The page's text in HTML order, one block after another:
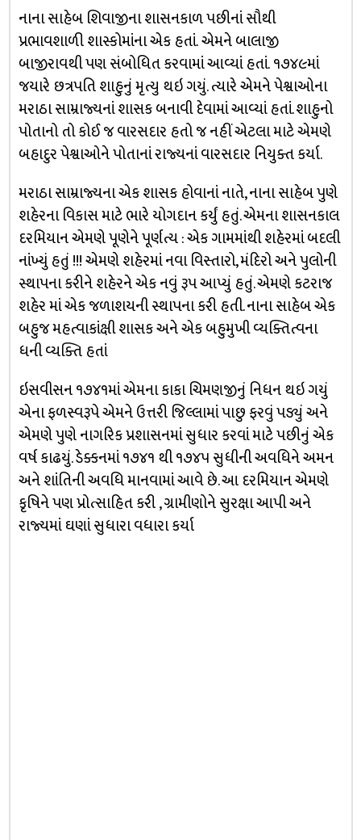
નાના સાહેબ શિવાજીના શાસનકાળ પછીનાં સૌથી
પ્રભાવશાળી શાસ્કોમાંના એક હતાં. એમને બાલાજી
બાજીરાવથી પણ સંબોધિત કરવામાં આવ્યાં હતાં. ૧૭૪૯માં
જયારે છત્રપતિ શાહુનું મૃત્યુ થઇ ગયું. ત્યારે એમને પેશ્વાઓના
મરાઠા સામ્રાજ્યનાં શાસક બનાવી દેવામાં આવ્યાં હતાં. શાહુનો
પોતાનો તો કોઈ જ વારસદાર હતો જ નહીં એટલા માટે એમણે
બહાદુર પેશ્વાઓને પોતાનાં રાજ્યનાં વારસદાર નિયુક્ત કર્યા.
મરાઠા સામ્રાજ્યના એક શાસક હોવાનાં નાતે, નાના સાહેબ પુણે
શહેરના વિકાસ માટે ભારે યોગદાન કર્યું હતું. એમના શાસનકાલ
દરમિયાન એમણે પૂણેને પૂર્ણત્ય : એક ગામમાંથી શહેરમાં બદલી
નાંખ્યું હતું !!! એમણે શહેરમાં નવા વિસ્તારો, મંદિરો અને પુલોની
સ્થાપના કરીને શહેરને એક નવું રૂપ આપ્યું હતું. એમણે કટરાજ
શહેર માં એક જળાશયની સ્થાપના કરી હતી. નાના સાહેબ એક
બહુજ મહત્વાકાંક્ષી શાસક અને એક બહુમુખી વ્યક્તિત્વના
ધની વ્યક્તિ હતાં
ઇસવીસન ૧૭૪૧માં એમના કાકા ચિમણજીનું નિધન થઇ ગયું
એના ફળસ્વરૂપે એમને ઉત્તરી જિલ્લામાં પાછુ ફરવું પડ્યું અને
એમણે પુણે નાગરિક પ્રશાસનમાં સુધાર કરવાં માટે પછીનું એક
વર્ષ કાઢયું. ડેક્કનમાં ૧૭૪૧ થી ૧૭૪૫ સુધીની અવધિને અમન
અને શાંતિની અવધિ માનવામાં આવે છે. આ દરમિયાન એમણે
કૃષિને પણ પ્રોત્સાહિત કરી , ગ્રામીણોને સુરક્ષા આપી અને
રાજ્યમાં ઘણાં સુધારા વધારા કર્યા